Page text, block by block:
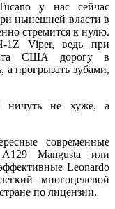
у нас сейчас
нынешней власти в
стремится к нулю.
1Z Viper, ведь при
США дорогу в
а прогрызать зубами,
ничуть не хуже, а
современные
Mangusta или
Leonardo
многоцелевой
по лицензии.